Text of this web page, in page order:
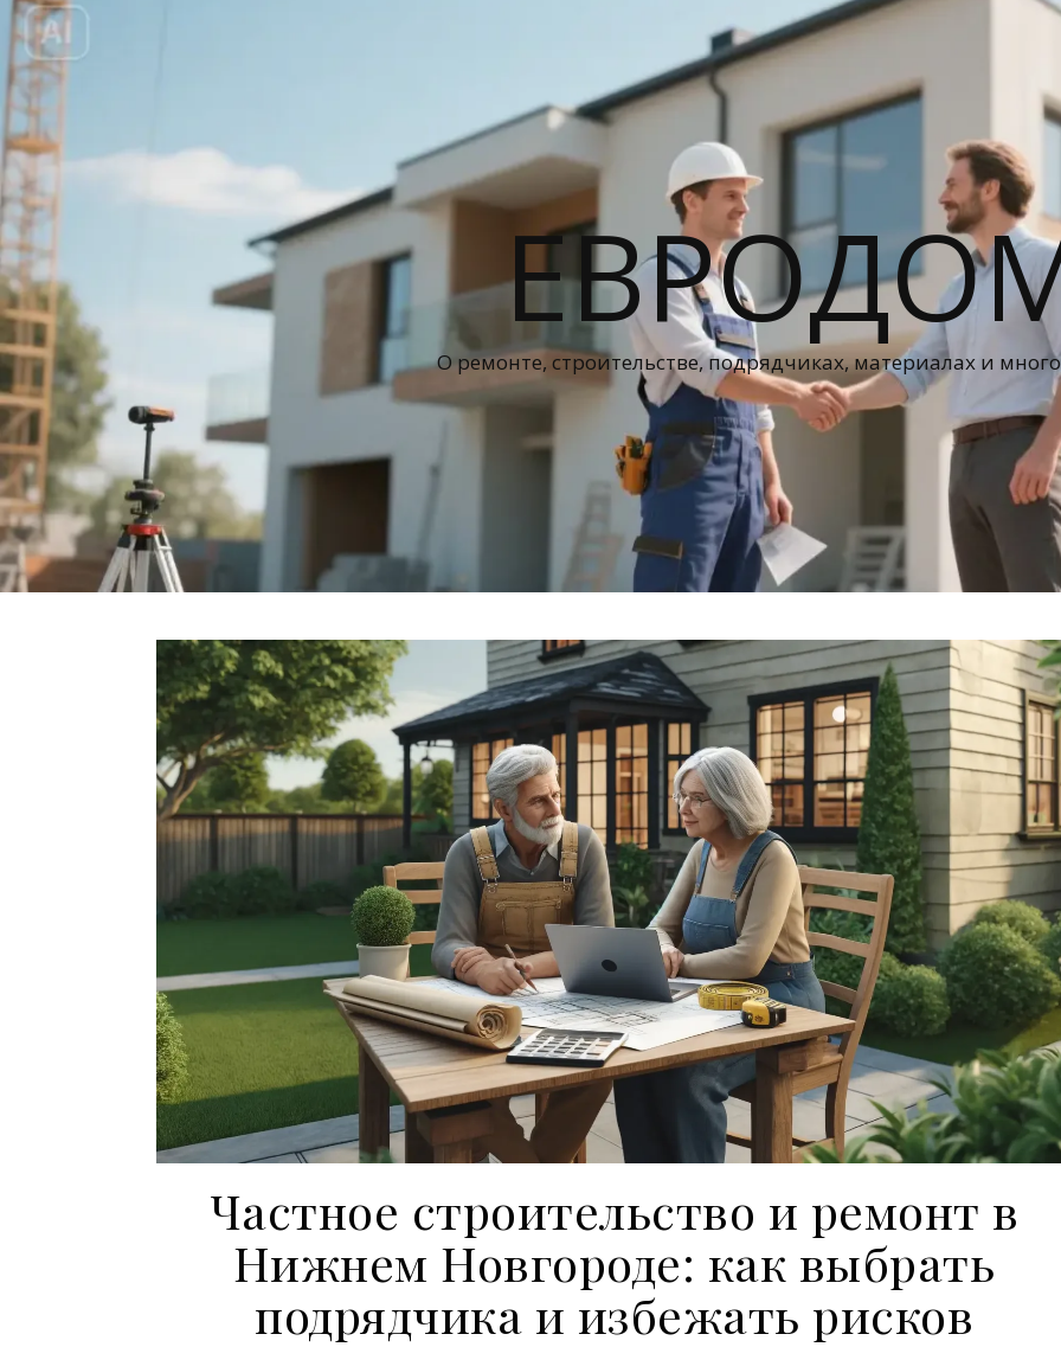
О ремонте, строительстве, подрядчиках, материалах и
Частное строительство и ремонт в
Нижнем Новгороде: как выбрать
подрядчика и избежать рисков